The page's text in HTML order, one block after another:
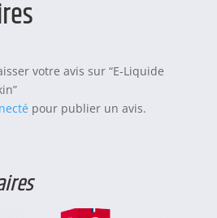
votre avis sur “E-Liquide
pour publier un avis.